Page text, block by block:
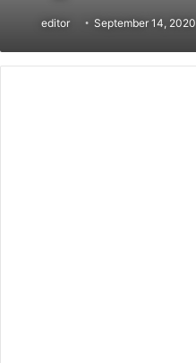
editor September 14, 2020